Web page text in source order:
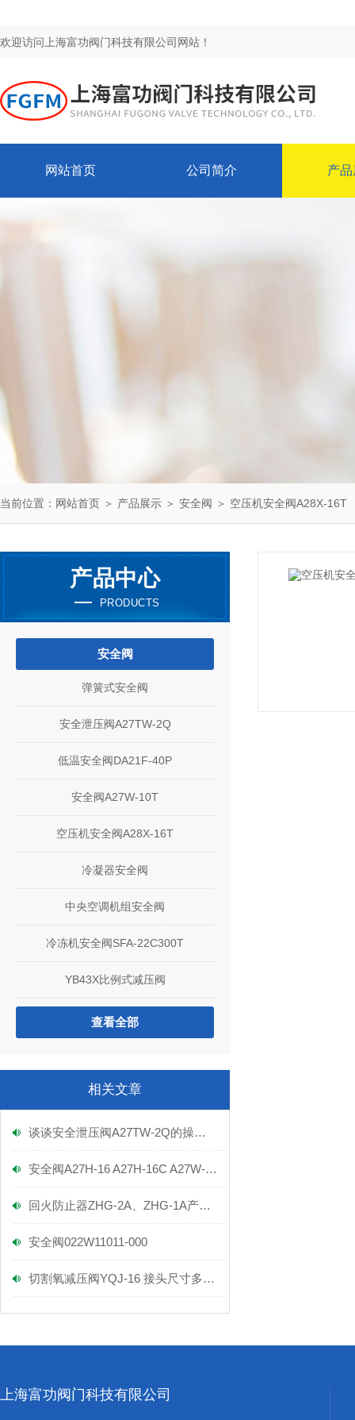
欢迎访问上海富功阀门科技有限公司网站！
网站首页 公司简介 产
当前位置： 网站首页 ＞ 产品展示 ＞ 安全阀 ＞ 空压机安全阀A28X-16T
产品中心
PRODUCTS
安全阀
弹簧式安全阀
安全泄压阀A27TW-2Q
低温安全阀DA21F-40P
安全阀A27W-10T
空压机安全阀A28X-16T
冷凝器安全阀
中央空调机组安全阀
冷冻机安全阀SFA-22C300T
YB43X比例式减压阀
查看全部
相关文章
谈谈安全泄压阀A27TW-2Q的操作方法
安全阀A27H-16 A27H-16C A27W-16T
回火防止器ZHG-2A、ZHG-1A产品实拍图
安全阀022W11011-000
切割氧减压阀YQJ-16 接头尺寸多大呢
上海富功阀门科技有限公司